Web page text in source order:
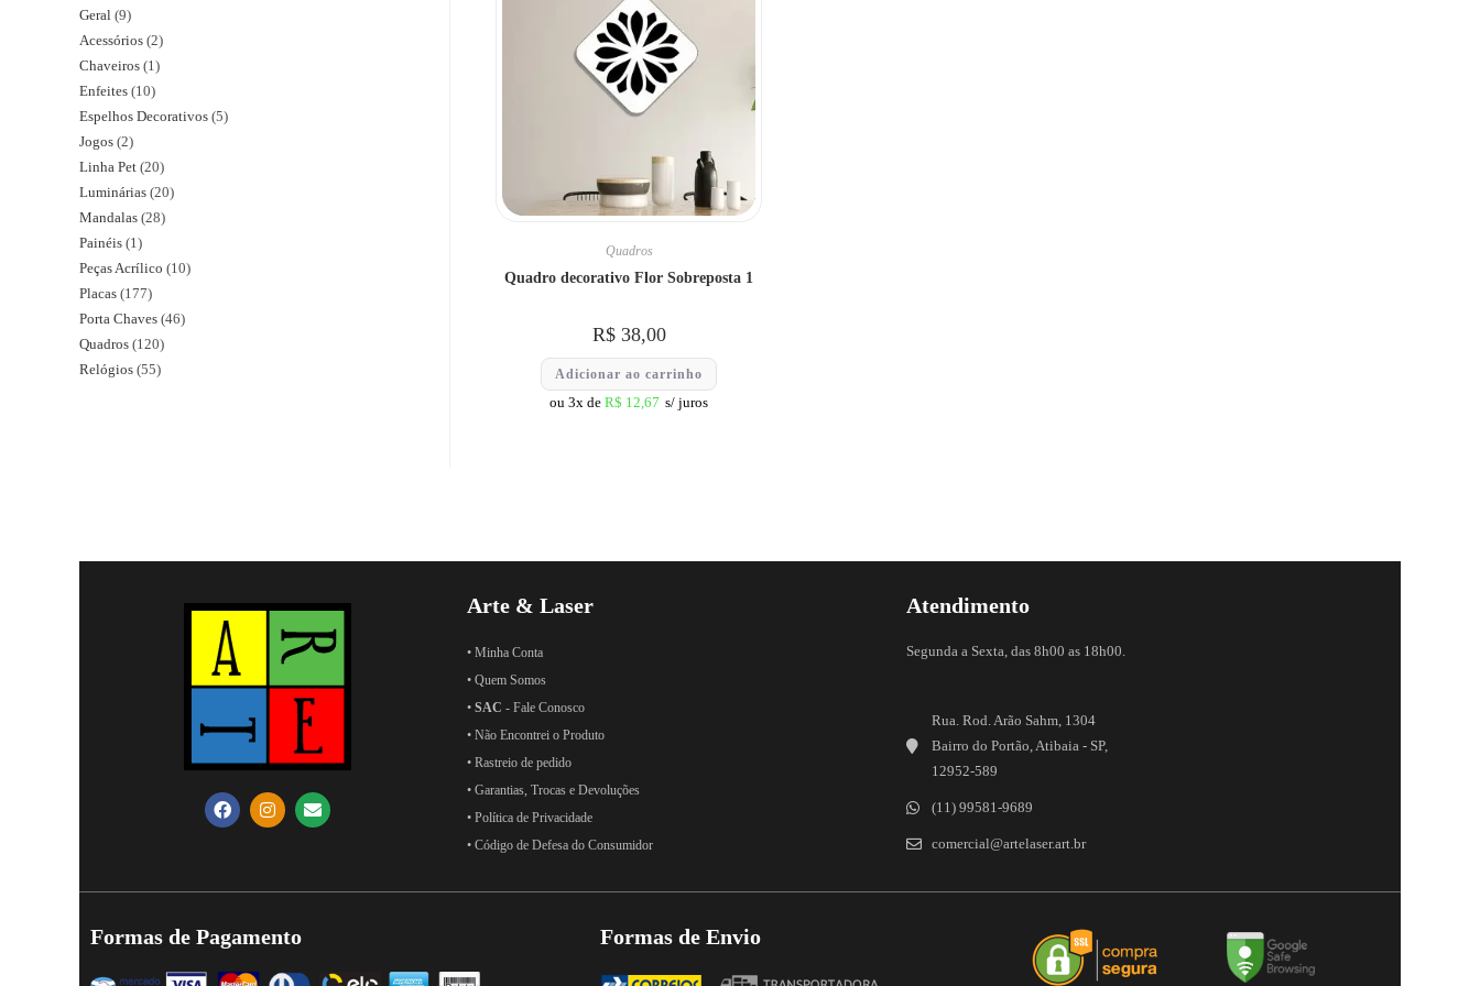
Quadros
Quadro decorativo Flor Sobreposta 1
R$38,00
Adicionar ao carrinho
ou 3x deR$ 12,67 s/ juros
Geral 9
Acessórios 2
Chaveiros 1
Enfeites 10
Espelhos Decorativos 5
Jogos 2
Linha Pet 20
Luminárias 20
Mandalas 28
Painéis 1
Peças Acrílico 10
Placas 177
Porta Chaves 46
Quadros 120
Relógios 55
Arte & Laser
• Minha Conta
• Quem Somos
• SAC - Fale Conosco
• Não Encontrei o Produto
• Rastreio de pedido
• Garantias, Trocas e Devoluções
• Política de Privacidade
• Código de Defesa do Consumidor
Atendimento
Segunda a Sexta, das 8h00 as 18h00.
Rua. Rod. Arão Sahm, 1304
Bairro do Portão, Atibaia - SP,
12952-589
(11) 99581-9689
comercial@artelaser.art.br
Formas de Pagamento Formas de Envio